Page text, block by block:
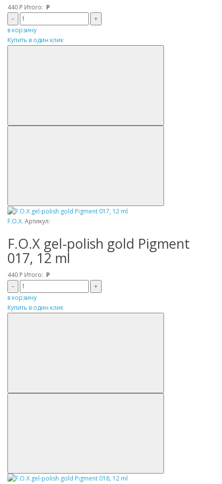
440 Р Итого: Р
–
+
в корзину
Купить в один клик
F.O.X. Артикул:
F.O.X gel-polish gold Pigment
017, 12 ml
440 Р Итого: Р
–
+
в корзину
Купить в один клик